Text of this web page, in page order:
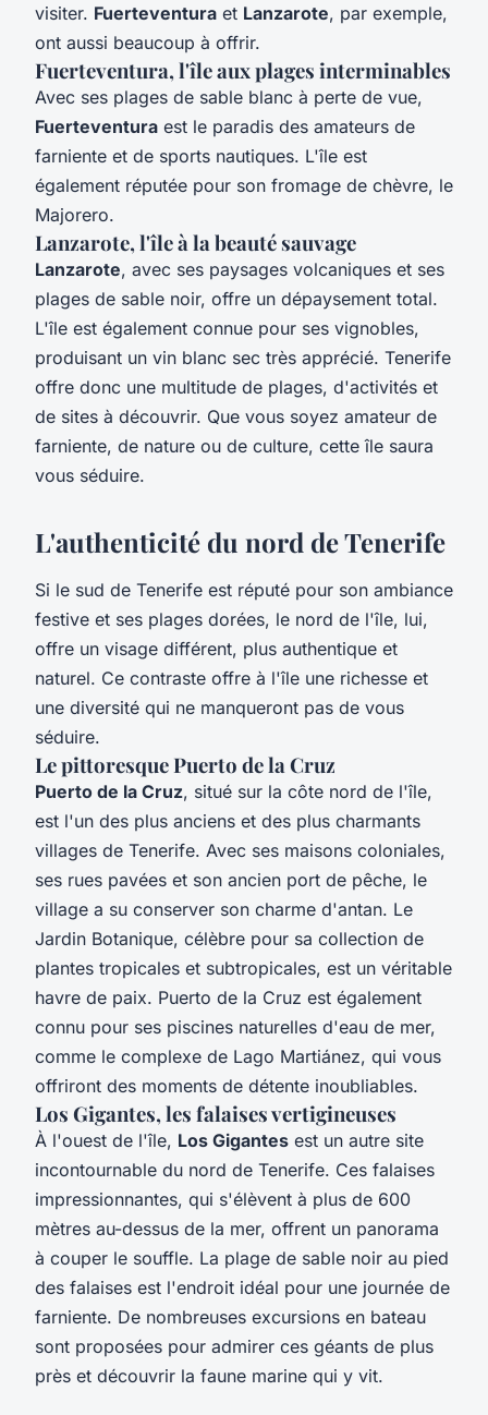
visiter. Fuerteventura et Lanzarote, par exemple,
ont aussi beaucoup à offrir.
Fuerteventura, l'île aux plages interminables
Avec ses plages de sable blanc à perte de vue,
Fuerteventura est le paradis des amateurs de
farniente et de sports nautiques. L'île est
également réputée pour son fromage de chèvre, le
Majorero.
Lanzarote, l'île à la beauté sauvage
Lanzarote, avec ses paysages volcaniques et ses
plages de sable noir, offre un dépaysement total.
L'île est également connue pour ses vignobles,
produisant un vin blanc sec très apprécié. Tenerife
offre donc une multitude de plages, d'activités et
de sites à découvrir. Que vous soyez amateur de
farniente, de nature ou de culture, cette île saura
vous séduire.
L'authenticité du nord de Tenerife
Si le sud de Tenerife est réputé pour son ambiance
festive et ses plages dorées, le nord de l'île, lui,
offre un visage différent, plus authentique et
naturel. Ce contraste offre à l'île une richesse et
une diversité qui ne manqueront pas de vous
séduire.
Le pittoresque Puerto de la Cruz
Puerto de la Cruz, situé sur la côte nord de l'île,
est l'un des plus anciens et des plus charmants
villages de Tenerife. Avec ses maisons coloniales,
ses rues pavées et son ancien port de pêche, le
village a su conserver son charme d'antan. Le
Jardin Botanique, célèbre pour sa collection de
plantes tropicales et subtropicales, est un véritable
havre de paix. Puerto de la Cruz est également
connu pour ses piscines naturelles d'eau de mer,
comme le complexe de Lago Martiánez, qui vous
offriront des moments de détente inoubliables.
Los Gigantes, les falaises vertigineuses
À l'ouest de l'île, Los Gigantes est un autre site
incontournable du nord de Tenerife. Ces falaises
impressionnantes, qui s'élèvent à plus de 600
mètres au-dessus de la mer, offrent un panorama
à couper le souffle. La plage de sable noir au pied
des falaises est l'endroit idéal pour une journée de
farniente. De nombreuses excursions en bateau
sont proposées pour admirer ces géants de plus
près et découvrir la faune marine qui y vit.